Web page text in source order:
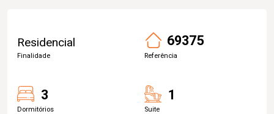
Residencial
Finalidade
69375
Referência
3
Dormitórios
1
Suite